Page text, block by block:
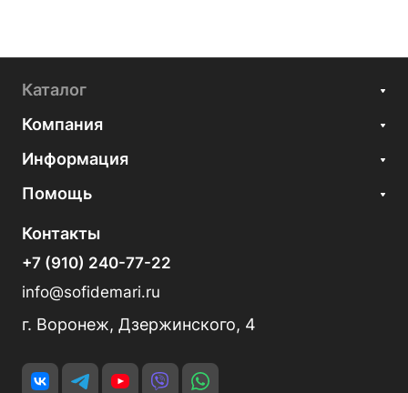
Каталог
Компания
Информация
Помощь
Контакты
+7 (910) 240-77-22
info@sofidemari.ru
г. Воронеж, Дзержинского, 4